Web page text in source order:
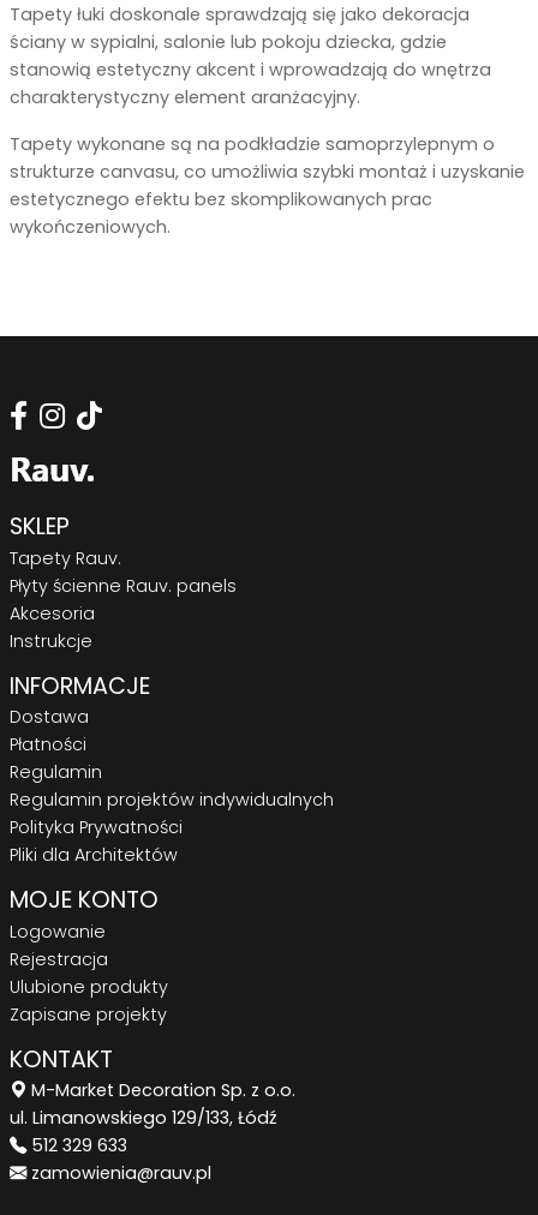
Tapety łuki doskonale sprawdzają się jako dekoracja
ściany w sypialni, salonie lub pokoju dziecka, gdzie
stanowią estetyczny akcent i wprowadzają do wnętrza
charakterystyczny element aranżacyjny.
Tapety wykonane są na podkładzie samoprzylepnym o
strukturze canvasu, co umożliwia szybki montaż i uzyskanie
estetycznego efektu bez skomplikowanych prac
wykończeniowych.
SKLEP
Tapety Rauv.
Płyty ścienne Rauv. panels
Akcesoria
Instrukcje
INFORMACJE
Dostawa
Płatności
Regulamin
Regulamin projektów indywidualnych
Polityka Prywatności
Pliki dla Architektów
MOJE KONTO
Logowanie
Rejestracja
Ulubione produkty
Zapisane projekty
KONTAKT
M-Market Decoration Sp. z o.o.
ul. Limanowskiego 129/133, Łódź
512 329 633
zamowienia@rauv.pl